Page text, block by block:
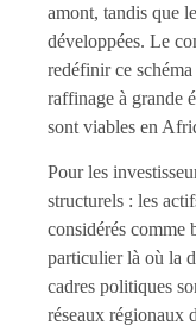
amont, tandis que
développées. Le
redéfinir ce
raffinage à grande
sont viables en
Pour les
structurels : les
considérés comme
particulier là où la
cadres politiques
réseaux régionaux